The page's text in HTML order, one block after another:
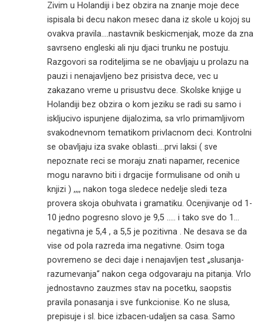
Zivim u Holandiji i bez obzira na znanje moje dece
ispisala bi decu nakon mesec dana iz skole u kojoj su
ovakva pravila….nastavnik beskicmenjak, moze da zna
savrseno engleski ali nju djaci trunku ne postuju.
Razgovori sa roditeljima se ne obavljaju u prolazu na
pauzi i nenajavljeno bez prisistva dece, vec u
zakazano vreme u prisustvu dece. Skolske knjige u
Holandiji bez obzira o kom jeziku se radi su samo i
iskljucivo ispunjene dijalozima, sa vrlo primamljivom
svakodnevnom tematikom privlacnom deci. Kontrolni
se obavljaju iza svake oblasti….prvi laksi ( sve
nepoznate reci se moraju znati napamer, recenice
mogu naravno biti i drgacije formulisane od onih u
knjizi ) ,,,, nakon toga sledece nedelje sledi teza
provera skoja obuhvata i gramatiku. Ocenjivanje od 1-
10 jedno pogresno slovo je 9,5 ….. i tako sve do 1…
negativna je 5,4 , a 5,5 je pozitivna . Ne desava se da
vise od pola razreda ima negativne. Osim toga
povremeno se deci daje i nenajavljen test „slusanja-
razumevanja“ nakon cega odgovaraju na pitanja. Vrlo
jednostavno zauzmes stav na pocetku, saopstis
pravila ponasanja i sve funkcionise. Ko ne slusa,
prepisuje i sl. bice izbacen-udaljen sa casa. Samo